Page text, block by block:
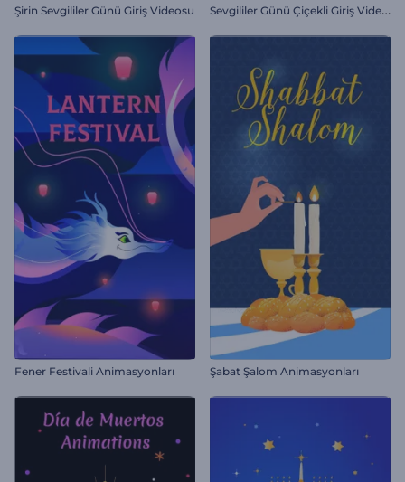
Şirin Sevgililer Günü Giriş Videosu S
evgililer Günü Çiçekli Giriş Videosu
Fener Festivali Animasyonları Şabat Şalom Animasyonları